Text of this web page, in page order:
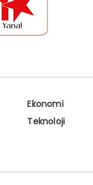
Ekonomi
Teknoloji